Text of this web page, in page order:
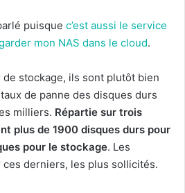
puisque c’est aussi le service
mon NAS dans le cloud.
stockage, ils sont plutôt bien
de panne des disques durs
milliers. Répartie sur trois
plus de 1900 disques durs pour
pour le stockage. Les
derniers, les plus sollicités.